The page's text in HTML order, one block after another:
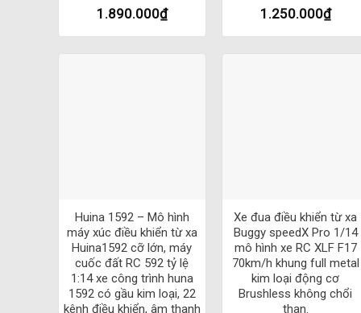
Xe sử dụng vật liệu ABS chọn lọc kết hợp với vỏ
Kích thước: 17*30*12cm
Thời gian sạc: 65 phút Thời gian sử dụng: 20-25
Kênh: 4 kênh
Khoảng Cách điều khiển: 80 mét
1.890.000₫ 1.250.000₫
Huina 1592 – Mô hình
máy xúc điều khiển từ xa
Huina1592 cỡ lớn, máy
cuốc đất RC 592 tỷ lệ
1:14 xe công trình huna
1592 có gầu kim loại, 22
kênh điều khiển, âm thanh
Xe đua điều khiển từ xa
Buggy speedX Pro 1/14
mô hình xe RC XLF F17
70km/h khung full metal
kim loại động cơ
Brushless không chổi
than.